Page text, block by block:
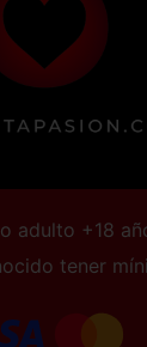
adulto +18
tener